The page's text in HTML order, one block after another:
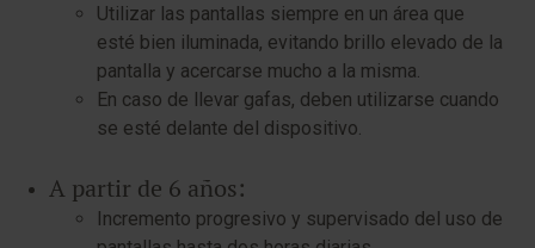
Utilizar las pantallas siempre en un área que
esté bien iluminada, evitando brillo elevado de la
pantalla y acercarse mucho a la misma.
En caso de llevar gafas, deben utilizarse cuando
se esté delante del dispositivo.
A partir de 6 años:
Incremento progresivo y supervisado del uso de